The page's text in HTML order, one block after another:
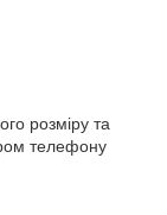
розміру та
телефону